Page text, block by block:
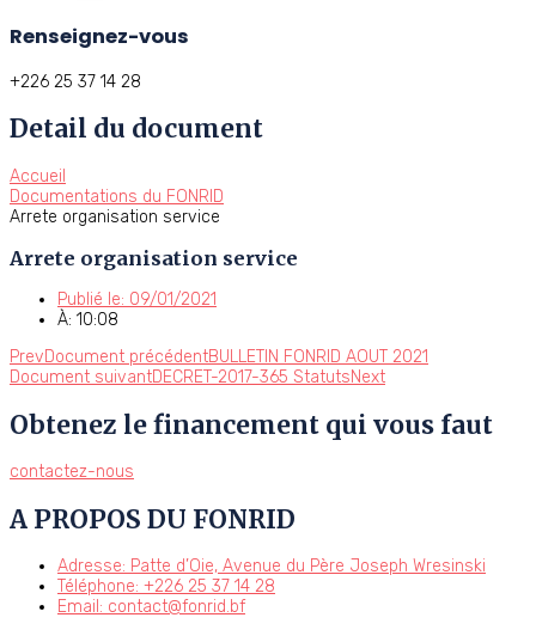
Renseignez-vous
+226 25 37 14 28
Detail du document
Accueil
Documentations du FONRID
Arrete organisation service
Arrete organisation service
Publié le: 09/01/2021
À: 10:08
PrevDocument précédentBULLETIN FONRID AOUT 2021
Document suivantDECRET-2017-365 StatutsNext
Obtenez le financement qui vous faut
contactez-nous
A PROPOS DU FONRID
Adresse: Patte d’Oie, Avenue du Père Joseph Wresinski
Téléphone: +226 25 37 14 28
Email: contact@fonrid.bf